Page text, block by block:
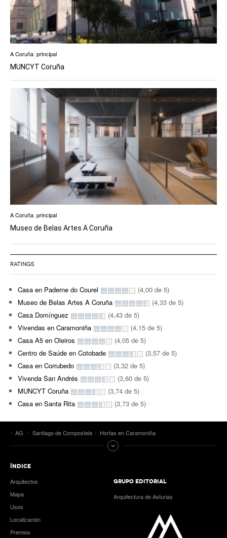
A Coruña principal
MUNCYT Coruña
A Coruña, principal
Museo de Belas Artes A Coruña
RATINGS
Casa en Paderne do Courel
(4,00 de 5)
Museo de Belas Artes A Coruña
(4,33 de 5)
Casa Domínguez
(4,43 de 5)
Vivendas en Caramoniña
(4,15 de 5)
Casa A5 en Oleiros
(4,05 de 5)
Centro de Saúde en Cotobade
(3,57 de 5)
Casa en Corrubedo
(3,32 de 5)
Vivenda San Andrés
(3,60 de 5)
MUNCYT Coruña
(3,74 de 5)
Casa en Santa Rita
(3,73 de 5)
AG Santiago de Compostela Hortas en Caramoniña
ÍNDICE
Arquitectos
Mapa
Usos
Localización
Premios
GRUPO EDITORIAL
Arquitectura de Asturias